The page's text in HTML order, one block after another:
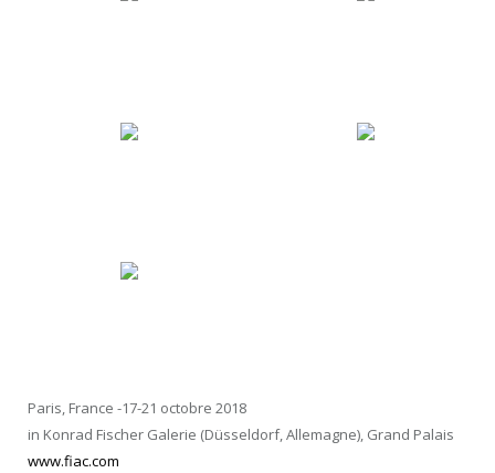
Paris, France -17-21 octobre 2018
in Konrad Fischer Galerie (Düsseldorf, Allemagne), Grand Palais
www.fiac.com